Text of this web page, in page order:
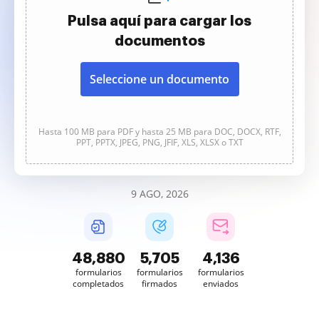
Pulsa aquí para cargar los
documentos
Seleccione un documento
Hasta 100 MB para PDF y hasta 25 MB para DOC, DOCX, RTF,
PPT, PPTX, JPEG, PNG, JFIF, XLS, XLSX o TXT
9 AGO, 2026
48,880
formularios
completados
5,705
formularios
firmados
4,136
formularios
enviados